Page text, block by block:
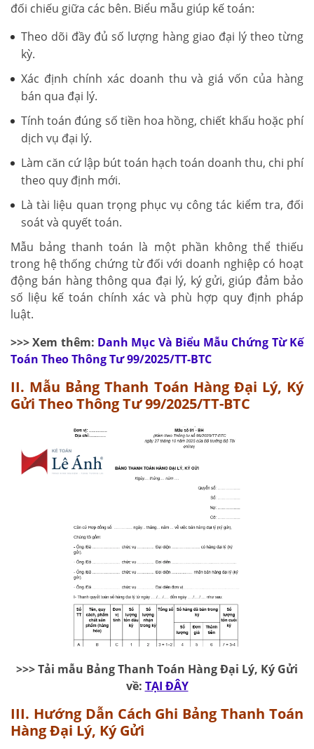
đối chiếu giữa các bên. Biểu mẫu giúp kế toán:
Theo dõi đầy đủ số lượng hàng giao đại lý theo từng
kỳ.
Xác định chính xác doanh thu và giá vốn của hàng
bán qua đại lý.
Tính toán đúng số tiền hoa hồng, chiết khấu hoặc phí
dịch vụ đại lý.
Làm căn cứ lập bút toán hạch toán doanh thu, chi phí
theo quy định mới.
Là tài liệu quan trọng phục vụ công tác kiểm tra, đối
soát và quyết toán.
Mẫu bảng thanh toán là một phần không thể thiếu
trong hệ thống chứng từ đối với doanh nghiệp có hoạt
động bán hàng thông qua đại lý, ký gửi, giúp đảm bảo
số liệu kế toán chính xác và phù hợp quy định pháp
luật.
>>> Xem thêm: Danh Mục Và Biểu Mẫu Chứng Từ Kế
Toán Theo Thông Tư 99/2025/TT-BTC
II. Mẫu Bảng Thanh Toán Hàng Đại Lý, Ký
Gửi Theo Thông Tư 99/2025/TT-BTC
>>> Tải mẫu Bảng Thanh Toán Hàng Đại Lý, Ký Gửi
về: TẠI ĐÂY
III. Hướng Dẫn Cách Ghi Bảng Thanh Toán
Hàng Đại Lý, Ký Gửi